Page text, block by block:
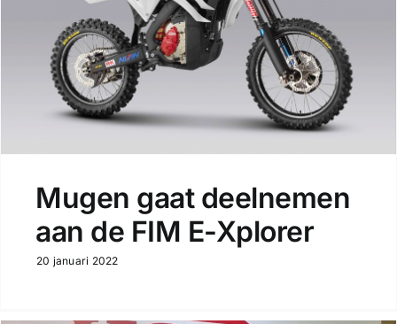
Mugen gaat deelnemen
aan de FIM E-Xplorer
20 januari 2022